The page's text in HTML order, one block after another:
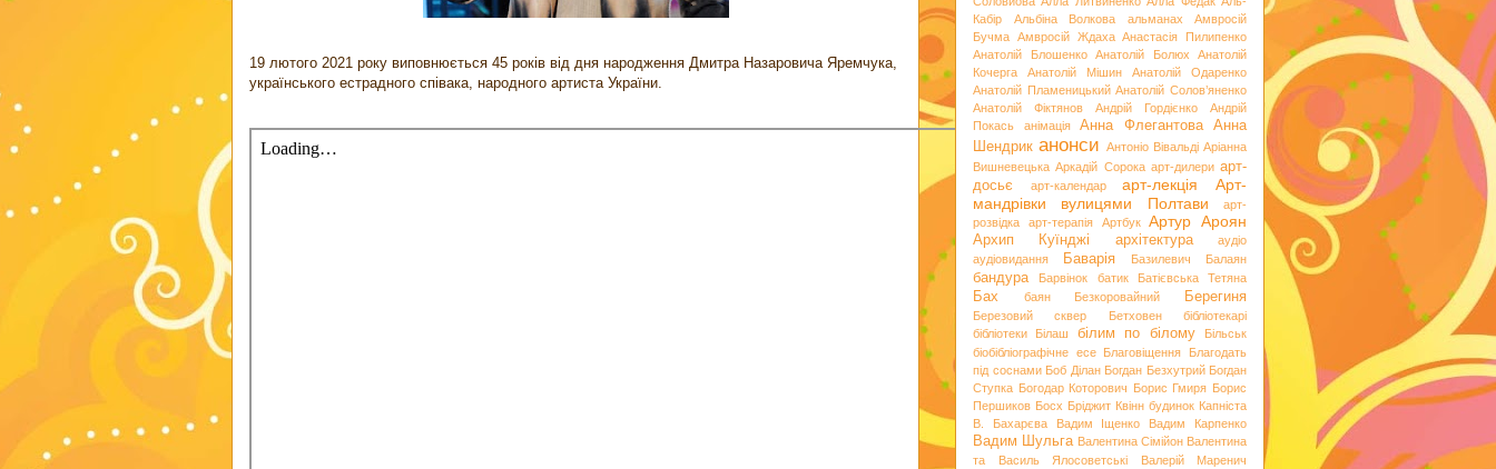
19 лютого 2021 року виповнюється 45 років від дня народження Дмитра Назаровича Яремчука,
українського естрадного співака, народного артиста України.
Кабір
Альбіна Волкова альманах
Амвросій
Бучма Амвросій Ждаха Анастасія Пилипенко
Анатолій Блошенко
Анатолій Болюх
Анатолій
Кочерга
Анатолій Мішин
Анатолій Одаренко
Анатолій Пламеницький Анатолій Солов’яненко
Анатолій Фіктянов
Андрій Гордієнко
Андрій
Покась
анімація Анна Флегантова
Анна
Шендрик анонси Антоніо Вівальді Аріанна
Вишневецька Аркадій Сорока арт-дилери арт-
досьє
арт-календар арт-лекція
Арт-
мандрівки вулицями Полтави
арт-
розвідка
арт-терапія Артбук Артур Ароян
Архип Куїнджі архітектура
аудіо
аудіовидання
Баварія Базилевич Балаян
бандура Барвінок батик Батієвська Тетяна
Бах баян Безкоровайний Берегиня
Березовий сквер Бетховен
бібліотекарі
бібліотеки
Білаш білим по білому
Більськ
біобібліографічне есе
Благовіщення
Благодать
під соснами Боб Ділан Богдан Безхутрий Богдан
Ступка Богодар Которович Борис Гмиря Борис
Першиков Босх Бріджит Квінн будинок Капніста
В. Бахарєва
Вадим Іщенко Вадим Карпенко
Вадим Шульга Валентина Сімійон Валентина
та Василь Ялосоветські
Валерій Маренич